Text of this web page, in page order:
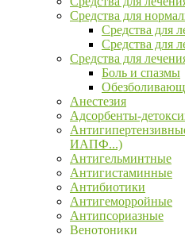
Средства для
Средства для
Средства для
Средства для
Боль и спазмы
Анестезия
Адсорбенты-
ИАПФ...)
Антигельминтные
Антигистаминные
Антибиотики
Антигеморройные
Антипсориазные
Венотоники